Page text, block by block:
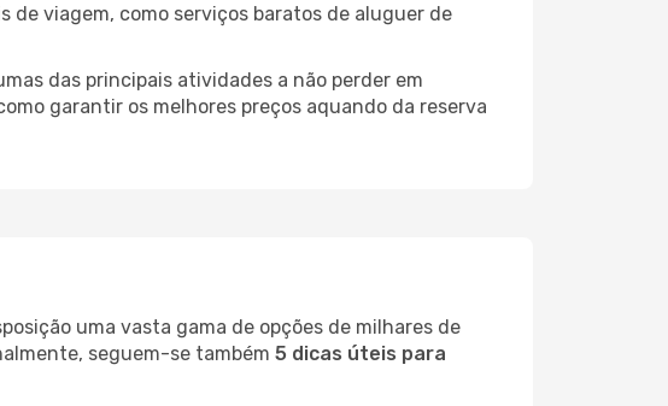
de viagem, como serviços baratos de aluguer de
das principais atividades a não perder em
garantir os melhores preços aquando da reserva
uma vasta gama de opções de milhares de
seguem-se também 5 dicas úteis para